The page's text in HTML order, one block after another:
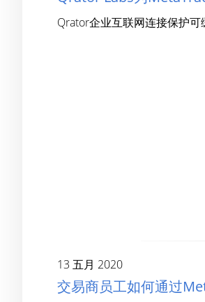
Qrator企业互联网连接保护
13 五月 2020
交易商员工如何通过